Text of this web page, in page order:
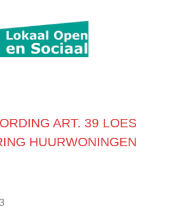
ART. 39 LOES
HUURWONINGEN